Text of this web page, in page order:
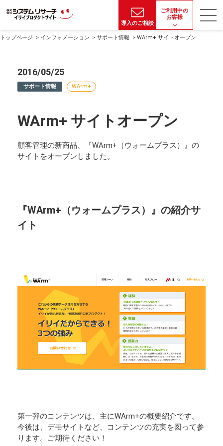
導入のご相談
ご利用中の
お客様
トップページ インフォメーション サポート情報 WArm+ サイトオープン
2016/05/25
サポート情報 WArm+
WArm+ サイトオープン
顧客管理の新商品、『WArm+（ウォームプラス）』の
サイトをオープンしました。
『WArm+（ウォームプラス）』の紹介サ
イト
第一弾のコンテンツは、主にWArm+の概要紹介です。
今後は、デモサイトなど、コンテンツの充実を図って参
ります。ご期待ください！